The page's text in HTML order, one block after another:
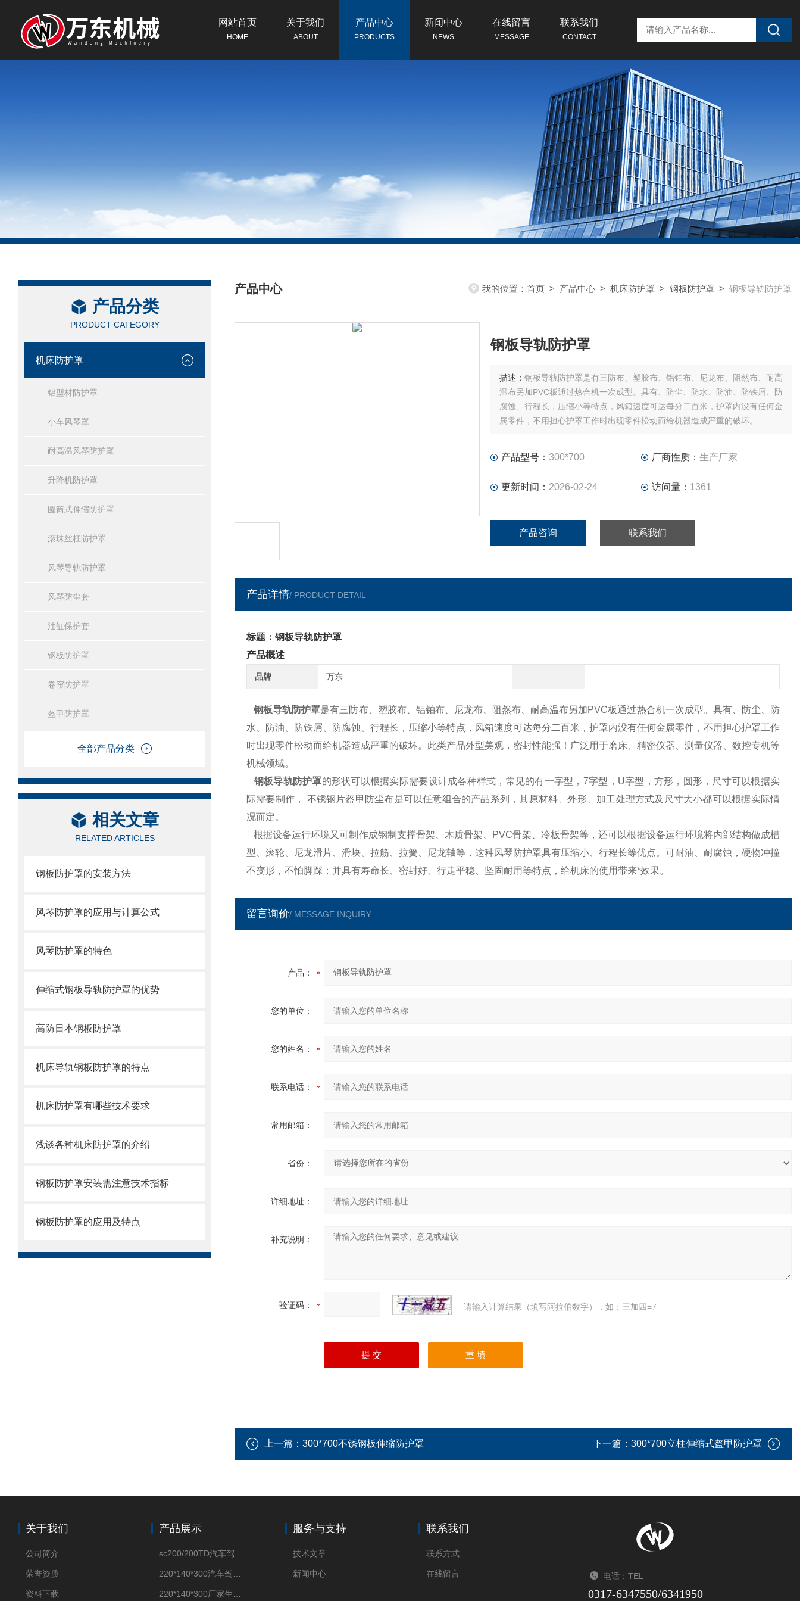
网站首页
HOME
关于我们
ABOUT
产品中心
PRODUCTS
新闻中心
NEWS
在线留言
MESSAGE
联系我们
CONTACT
产品分类
PRODUCT CATEGORY
机床防护罩
铝型材防护罩
小车风琴罩
耐高温风琴防护罩
升降机防护罩
圆筒式伸缩防护罩
滚珠丝杠防护罩
风琴导轨防护罩
风琴防尘套
油缸保护套
钢板防护罩
卷帘防护罩
盔甲防护罩
全部产品分类
相关文章
RELATED ARTICLES
钢板防护罩的安装方法
风琴防护罩的应用与计算公式
风琴防护罩的特色
伸缩式钢板导轨防护罩的优势
高防日本钢板防护罩
机床导轨钢板防护罩的特点
机床防护罩有哪些技术要求
浅谈各种机床防护罩的介绍
钢板防护罩安装需注意技术指标
钢板防护罩的应用及特点
产品中心
/ PRODUCTS CENTER
我的位置： 首页 > 产品中心 > 机床防护罩 > 钢板防护罩 > 钢板导轨防护罩
钢板导轨防护罩
描述： 钢板导轨防护罩是有三防布、塑胶布、铝铂布、尼龙布、阻然布、耐高
温布另加PVC板通过热合机一次成型。具有、防尘、防水、防油、防铁屑、防
腐蚀、行程长，压缩小等特点，风箱速度可达每分二百米，护罩内没有任何金
属零件，不用担心护罩工作时出现零件松动而给机器造成严重的破坏。
产品型号： 300*700 厂商性质： 生产厂家
更新时间： 2026-02-24 访问量： 1361
产品咨询 联系我们
产品详情/ PRODUCT DETAIL
标题：钢板导轨防护罩
产品概述
品牌 万东
钢板导轨防护罩是有三防布、塑胶布、铝铂布、尼龙布、阻然布、耐高温布另加PVC板通过热合机一次成型。具有、防尘、防
水、防油、防铁屑、防腐蚀、行程长，压缩小等特点，风箱速度可达每分二百米，护罩内没有任何金属零件，不用担心护罩工作
时出现零件松动而给机器造成严重的破坏。此类产品外型美观，密封性能强！广泛用于磨床、精密仪器、测量仪器、数控专机等
机械领域。
钢板导轨防护罩的形状可以根据实际需要设计成各种样式，常见的有一字型， 7字型， U字型，方形，圆形，尺寸可以根据实
际需要制作，
不锈钢片盔甲防尘布是可以任意组合的产品系列，其原材料、外形、加工处理方式及尺寸大小都可以根据实际情
况而定。
根据设备运行环境又可制作成钢制支撑骨架、木质骨架、
PVC骨架、冷板骨架等，还可以根据设备运行环境将内部结构做成槽
型、滚轮、尼龙滑片、滑块、拉筋、拉簧、尼龙轴等，这种风琴防护罩具有压缩小、行程长等优点。可耐油、耐腐蚀，硬物冲撞
不变形，不怕脚踩；并具有寿命长、密封好、行走平稳、坚固耐用等特点，给机床的使用带来*效果。
留言询价/ MESSAGE INQUIRY
产品：
您的单位：
您的姓名：
联系电话：
常用邮箱：
省份：
详细地址：
补充说明：
验证码： 请输入计算结果（填写阿拉伯数字），如：三加四=7
上一篇： 300*700不锈钢板伸缩防护罩 下一篇： 300*700立柱伸缩式盔甲防护罩
关于我们
公司简介
荣誉资质
资料下载
产品展示 服务与支持
技术文章
新闻中心
联系我们
联系方式
在线留言 电话：TEL
0317-6347550/6341950